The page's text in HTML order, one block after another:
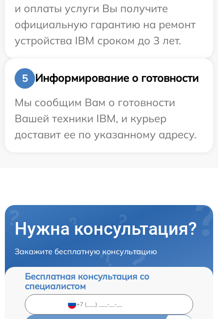
и оплаты услуги Вы получите
официальную гарантию на ремонт
устройства IBM сроком до 3 лет.
5
Информирование о готовности
Мы сообщим Вам о готовности
Вашей техники IBM, и курьер
доставит ее по указанному адресу.
Нужна консультация?
Закажите бесплатную консультацию
Бесплатная консультация со
специалистом